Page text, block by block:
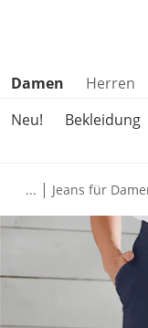
Produktkategorien
Damen Herren
Neu!
Bekleidung
... | Jeans für